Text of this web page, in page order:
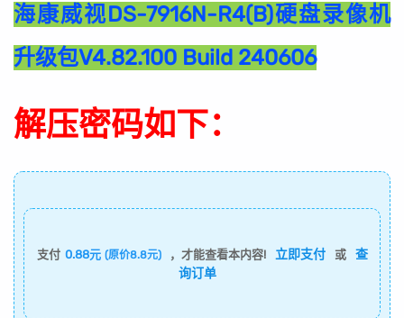
海康威视DS-7916N-R4(B)硬盘录像机
升级包V4.82.100 Build 240606
解压密码如下：
支付 0.88元 (原价8.8元) ，才能查看本内容! 立即支付 或
查
询订单